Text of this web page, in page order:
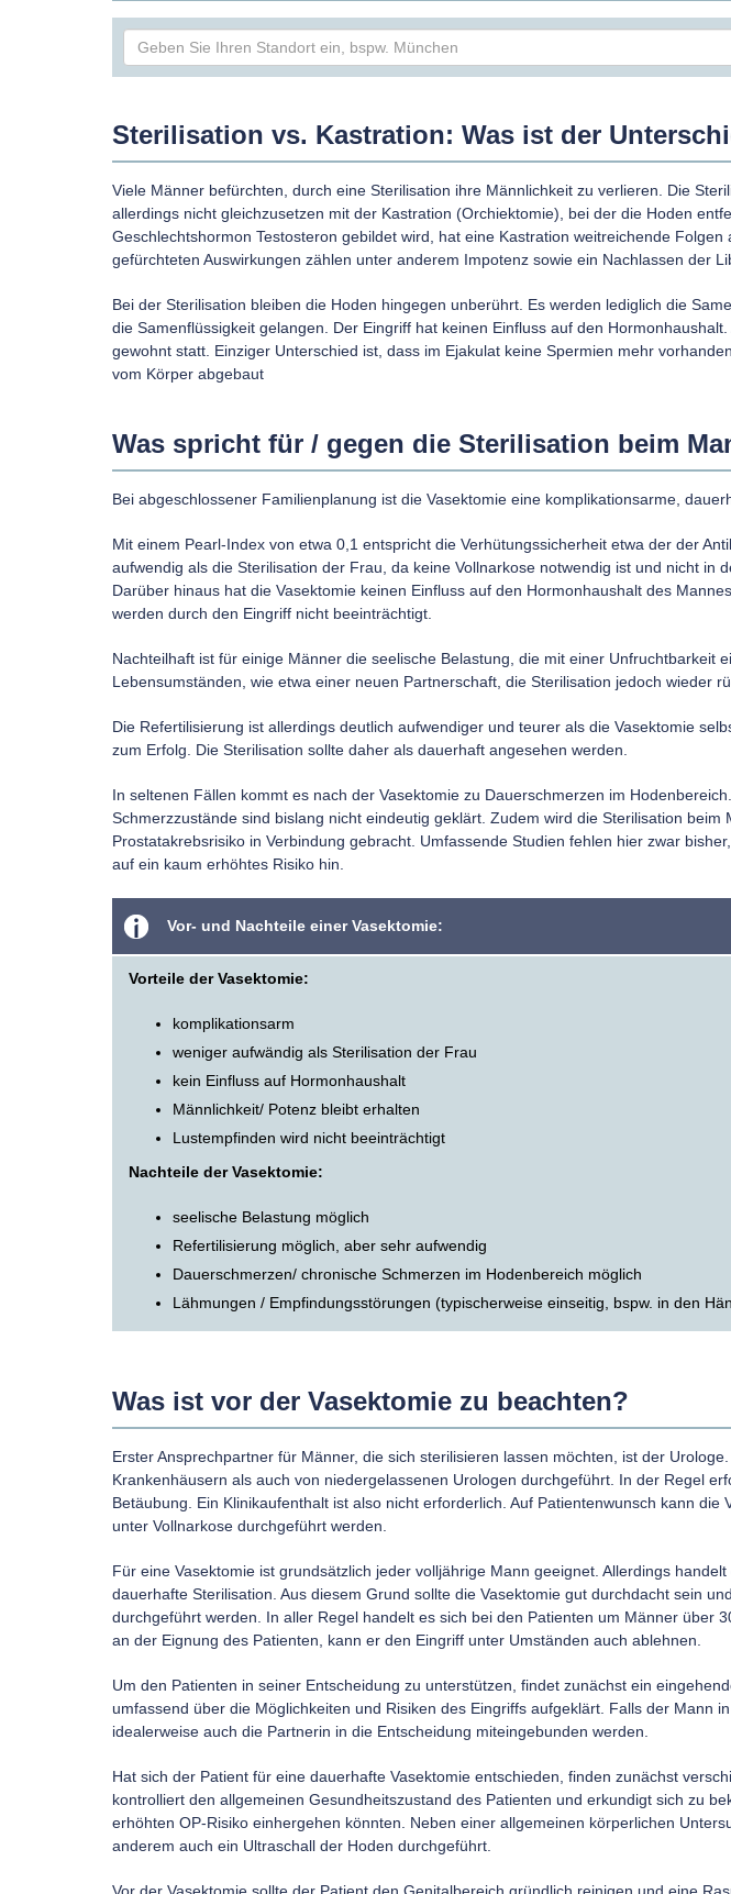
Sterilisation vs. Kastration: Was ist der
Viele Männer befürchten, durch eine Sterilisation ihre Männlichkeit zu verlieren. Die
allerdings nicht gleichzusetzen mit der Kastration (Orchiektomie), bei der die Hoden
Geschlechtshormon Testosteron gebildet wird, hat eine Kastration weitreichende
gefürchteten Auswirkungen zählen unter anderem Impotenz sowie ein Nachlassen der
Bei der Sterilisation bleiben die Hoden hingegen unberührt. Es werden lediglich die
die Samenflüssigkeit gelangen. Der Eingriff hat keinen Einfluss auf den
gewohnt statt. Einziger Unterschied ist, dass im Ejakulat keine Spermien mehr
vom Körper abgebaut
Was spricht für / gegen die Sterilisation beim
Bei abgeschlossener Familienplanung ist die Vasektomie eine komplikationsarme,
Mit einem Pearl-Index von etwa 0,1 entspricht die Verhütungssicherheit etwa der der
aufwendig als die Sterilisation der Frau, da keine Vollnarkose notwendig ist und nicht in
Darüber hinaus hat die Vasektomie keinen Einfluss auf den Hormonhaushalt des
werden durch den Eingriff nicht beeinträchtigt.
Nachteilhaft ist für einige Männer die seelische Belastung, die mit einer Unfruchtbarkeit
Lebensumständen, wie etwa einer neuen Partnerschaft, die Sterilisation jedoch wieder
Die Refertilisierung ist allerdings deutlich aufwendiger und teurer als die Vasektomie
zum Erfolg. Die Sterilisation sollte daher als dauerhaft angesehen werden.
In seltenen Fällen kommt es nach der Vasektomie zu Dauerschmerzen im
Schmerzzustände sind bislang nicht eindeutig geklärt. Zudem wird die Sterilisation beim
Prostatakrebsrisiko in Verbindung gebracht. Umfassende Studien fehlen hier zwar
auf ein kaum erhöhtes Risiko hin.
Vor- und Nachteile einer Vasektomie:
Vorteile der Vasektomie:
komplikationsarm
weniger aufwändig als Sterilisation der Frau
kein Einfluss auf Hormonhaushalt
Männlichkeit/ Potenz bleibt erhalten
Lustempfinden wird nicht beeinträchtigt
Nachteile der Vasektomie:
seelische Belastung möglich
Refertilisierung möglich, aber sehr aufwendig
Dauerschmerzen/ chronische Schmerzen im Hodenbereich möglich
Lähmungen / Empfindungsstörungen (typischerweise einseitig, bspw. in den
Was ist vor der Vasektomie zu beachten?
Erster Ansprechpartner für Männer, die sich sterilisieren lassen möchten, ist der
Krankenhäusern als auch von niedergelassenen Urologen durchgeführt. In der Regel
Betäubung. Ein Klinikaufenthalt ist also nicht erforderlich. Auf Patientenwunsch kann die
unter Vollnarkose durchgeführt werden.
Für eine Vasektomie ist grundsätzlich jeder volljährige Mann geeignet. Allerdings
dauerhafte Sterilisation. Aus diesem Grund sollte die Vasektomie gut durchdacht sein
durchgeführt werden. In aller Regel handelt es sich bei den Patienten um Männer über
an der Eignung des Patienten, kann er den Eingriff unter Umständen auch ablehnen.
Um den Patienten in seiner Entscheidung zu unterstützen, findet zunächst ein
umfassend über die Möglichkeiten und Risiken des Eingriffs aufgeklärt. Falls der Mann
idealerweise auch die Partnerin in die Entscheidung miteingebunden werden.
Hat sich der Patient für eine dauerhafte Vasektomie entschieden, finden zunächst
kontrolliert den allgemeinen Gesundheitszustand des Patienten und erkundigt sich zu
erhöhten OP-Risiko einhergehen könnten. Neben einer allgemeinen körperlichen
anderem auch ein Ultraschall der Hoden durchgeführt.